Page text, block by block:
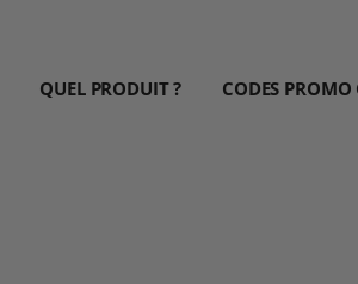
QUEL PRODUIT ? CODES PROMO